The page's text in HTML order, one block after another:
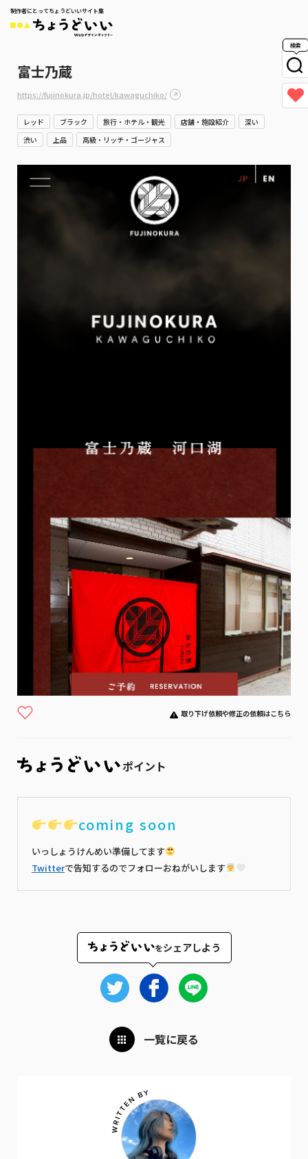
制作者にとってちょうどいいサイト集
検索
富士乃蔵
https://fujinokura.jp/hotel/kawaguchiko/
レッド ブラック 旅行・ホテル・観光 店舗・施設紹介
深い
渋い
上品 高級・リッチ・ゴージャス
取り下げ依頼や修正の依頼はこちら
ポイント
coming soon
いっしょうけんめい準備してます
Twitterで告知するのでフォローおねがいします
をシェアしよう
一覧に戻る